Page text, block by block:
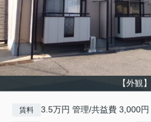
【外観】
賃料 3.5万円 管理/共益費 3,000円